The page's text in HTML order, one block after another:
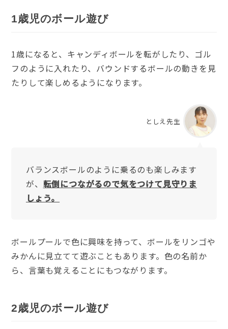
1歳児のボール遊び
1歳になると、キャンディボールを転がしたり、ゴル
フのように入れたり、バウンドするボールの動きを見
たりして楽しめるようになります。
としえ先生
バランスボールのように乗るのも楽しみます
が、 転倒につながるので気をつけて見守りま
しょう。
ボールプールで色に興味を持って、ボールをリンゴや
みかんに見立てて遊ぶこともあります。色の名前か
ら、言葉も覚えることにもつながります。
2歳児のボール遊び